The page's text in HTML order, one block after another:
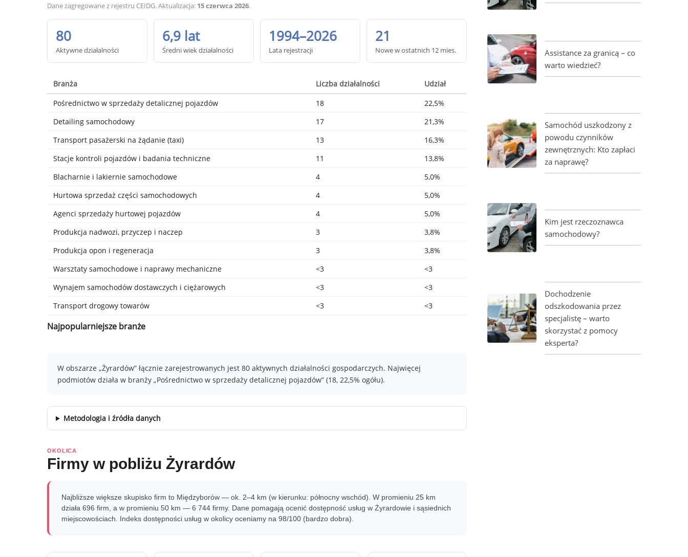
Dane zagregowane z rejestru CEIDG. Aktualizacja: 15 czerwca 2026.
80
Aktywne działalności
6,9 lat
Średni wiek działalności
1994–2026
Lata rejestracji
21
Nowe w ostatnich 12 mies.
Najpopularniejsze branże
Branża Liczba działalności
Udział
Pośrednictwo w sprzedaży detalicznej pojazdów
18
22,5%
Detailing samochodowy
17
21,3%
Transport pasażerski na żądanie (taxi)
13
16,3%
Stacje kontroli pojazdów i badania techniczne
11
13,8%
Blacharnie i lakiernie samochodowe
4
5,0%
Hurtowa sprzedaż części samochodowych
4
5,0%
Agenci sprzedaży hurtowej pojazdów
4
5,0%
Produkcja nadwozi, przyczep i naczep
3
3,8%
Produkcja opon i regeneracja
3
3,8%
Warsztaty samochodowe i naprawy mechaniczne
<3
<3
Wynajem samochodów dostawczych i ciężarowych
<3
<3
Transport drogowy towarów
<3 <3
W obszarze „Żyrardów” łącznie zarejestrowanych jest 80 aktywnych działalności gospodarczych. Najwięcej
podmiotów działa w branży „Pośrednictwo w sprzedaży detalicznej pojazdów” (18, 22,5% ogółu).
Metodologia i źródła danych
OKOLICA
Firmy w pobliżu Żyrardów
Najbliższe większe skupisko firm to Międzyborów — ok. 2–4 km (w kierunku: północny wschód). W promieniu 25 km
działa 696 firm, a w promieniu 50 km — 6 744 firmy. Dane pomagają ocenić dostępność usług w Żyrardowie i sąsiednich
miejscowościach. Indeks dostępności usług w okolicy oceniamy na 98/100 (bardzo dobra).
Assistance za granicą – co
warto wiedzieć?
Samochód uszkodzony z
powodu czynników
zewnętrznych: Kto zapłaci
za naprawę?
Kim jest rzeczoznawca
samochodowy?
Dochodzenie
odszkodowania przez
specjalistę – warto
skorzystać z pomocy
eksperta?